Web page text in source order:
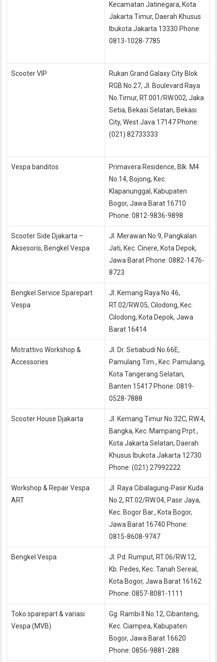
Kecamatan Jatinegara, Kota
Jakarta Timur, Daerah Khusus
Ibukota Jakarta 13330 Phone:
0813-1028-7785
Scooter VIP
Rukan Grand Galaxy City Blok
RGB No.27, Jl. Boulevard Raya
No.Timur, RT.001/RW.002, Jaka
Setia, Bekasi Selatan, Bekasi
City, West Java 17147 Phone:
(021) 82733333
Vespa banditos
Primavera Residence, Blk. M4
No.14, Bojong, Kec.
Klapanunggal, Kabupaten
Bogor, Jawa Barat 16710
Phone: 0812-9836-9898
Scooter Side Djakarta –
Aksesoris, Bengkel Vespa
Jl. Merawan No.9, Pangkalan
Jati, Kec. Cinere, Kota Depok,
Jawa Barat Phone: 0882-1476-
8723
Bengkel Service Sparepart
Vespa
Jl. Kemang Raya No.46,
RT.02/RW.05, Cilodong, Kec.
Cilodong, Kota Depok, Jawa
Barat 16414
Motrattivo Workshop &
Accessories
Jl. Dr. Setiabudi No.66E,
Pamulang Tim., Kec. Pamulang,
Kota Tangerang Selatan,
Banten 15417 Phone: 0819-
0528-7888
Scooter House Djakarta
Jl. Kemang Timur No.32C, RW.4,
Bangka, Kec. Mampang Prpt.,
Kota Jakarta Selatan, Daerah
Khusus Ibukota Jakarta 12730
Phone: (021) 27992222
Workshop & Repair Vespa
ART
Jl. Raya Cibalagung-Pasir Kuda
No.2, RT.02/RW.04, Pasir Jaya,
Kec. Bogor Bar., Kota Bogor,
Jawa Barat 16740 Phone:
0815-8608-9747
Bengkel Vespa
Jl. Pd. Rumput, RT.06/RW.12,
Kb. Pedes, Kec. Tanah Sereal,
Kota Bogor, Jawa Barat 16162
Phone: 0857-8081-1111
Toko sparepart & variasi
Vespa (MVB)
Gg. Rambi II No.12, Cibanteng,
Kec. Ciampea, Kabupaten
Bogor, Jawa Barat 16620
Phone: 0856-9881-288